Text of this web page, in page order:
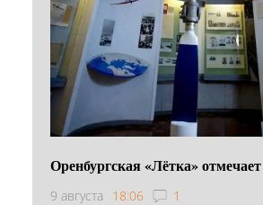
Оренбургская «Лётка»
9 августа 18:06 1